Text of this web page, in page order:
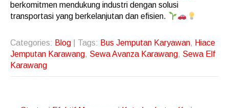
berkomitmen mendukung industri dengan solusi
transportasi yang berkelanjutan dan efisien.
Categories: Blog | Tags: Bus Jemputan Karyawan, Hiace
Jemputan Karawang, Sewa Avanza Karawang, Sewa Elf
Karawang